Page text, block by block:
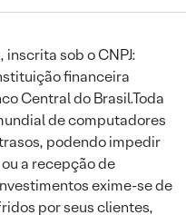
inscrita sob o CNPJ:
financeira
Central do Brasil.Toda
de computadores
podendo impedir
a recepção de
exime-se de
por seus clientes,